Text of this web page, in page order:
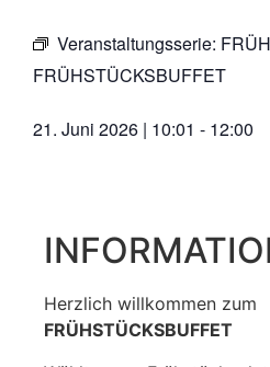
Veranstaltungsserie:
FRÜHSTÜCKSBUFFET
21. Juni 2026 | 10:01 - 12:00
Herzlich willkommen zum
FRÜHSTÜCKSBUFFET